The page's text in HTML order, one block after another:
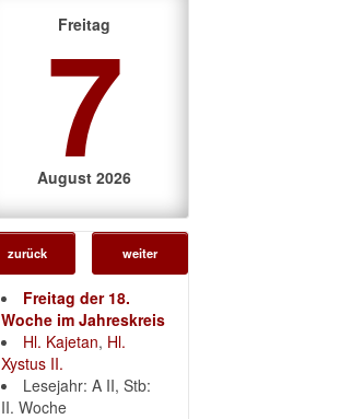
Freitag
7
August 2026
zurück weiter
Freitag der 18.
Woche im Jahreskreis
Hl. Kajetan, Hl.
Xystus II.
Lesejahr: A II, Stb:
II. Woche